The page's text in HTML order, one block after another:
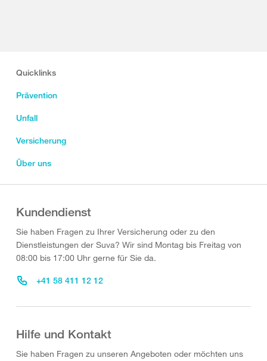
Quicklinks
Prävention
Unfall
Versicherung
Über uns
Kundendienst
Sie haben Fragen zu Ihrer Versicherung oder zu den
Dienstleistungen der Suva? Wir sind Montag bis Freitag von
08:00 bis 17:00 Uhr gerne für Sie da.
+41 58 411 12 12
Hilfe und Kontakt
Sie haben Fragen zu unseren Angeboten oder möchten uns